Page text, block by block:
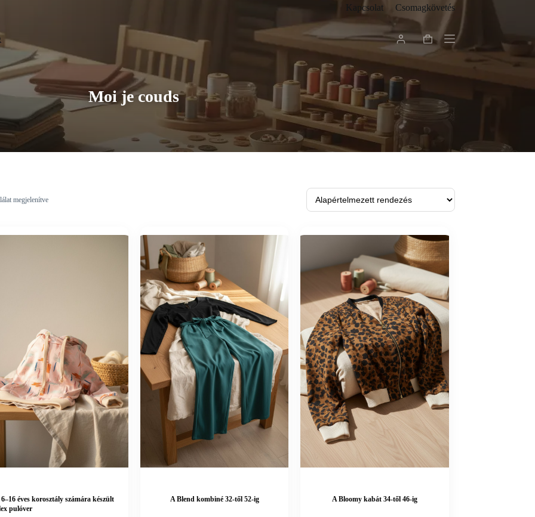
Kapcsolat Csomagkövetés
Shopping
cart
Moi je couds
megjelenítve
éves korosztály számára készült
pulóver
A Blend kombiné 32-től 52-ig A Bloomy kabát 34-től 46-ig